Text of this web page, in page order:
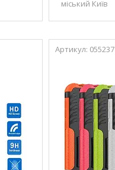
міський Київ
055237